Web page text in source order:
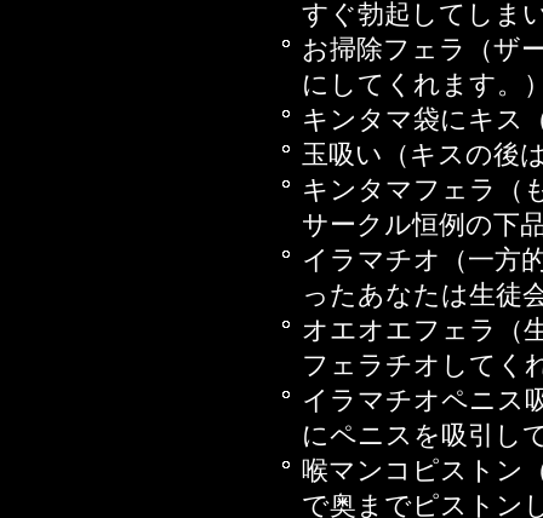
2014年12月26日発
2014年12月19日発
2014年12月05日発
2014年11月28日発
2014年10月31日発
2014年10月24日発
2014年10月17日発
2014年09月05日発
2014年08月29日発
2014年08月22日発
2014年08月15日発
2014年08月08日発
2014年07月18日発
2014年07月11日発
すぐ勃起してしま
お掃除フェラ（ザ
にしてくれます。
キンタマ袋にキス
玉吸い（キスの後
キンタマフェラ（
サークル恒例の下
イラマチオ（一方
ったあなたは生徒
オエオエフェラ（
フェラチオしてく
イラマチオペニス
にペニスを吸引し
喉マンコピストン
で奥までピストン